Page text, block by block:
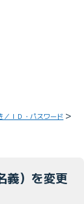
／ＩＤ・パスワード
）を変更